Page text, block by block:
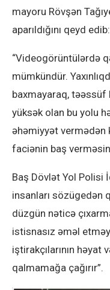
mayoru Rövşən
aparıldığını qeyd edib:
“Videogörüntülərdə
mümkündür.
baxmayaraq, təəssüf
yüksək olan bu yolu
əhəmiyyət vermədən
faciənin baş
Baş Dövlət Yol Polisi
insanları sözügedən
düzgün nəticə
istisnasız əməl
iştirakçılarının həyat
qalmamağa çağırır”.